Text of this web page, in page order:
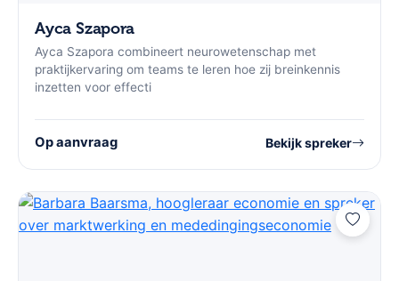
Ayca Szapora
Ayca Szapora combineert neurowetenschap met
praktijkervaring om teams te leren hoe zij breinkennis
inzetten voor effecti
Op aanvraag Bekijk spreker